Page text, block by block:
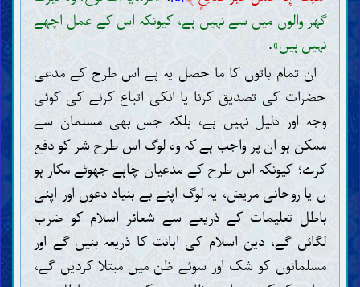
گھر والوں میں سے نہیں ہے، کیونکہ اس کے عمل اچھے
نہیں ہیں».
ان تمام باتوں کا ما حصل یہ ہے اس طرح کے مدعی
حضرات کی تصدیق کرنا یا انکی اتباع کرنے کی کوئی
وجہ اور دلیل نہیں ہے، بلکہ جس بھی مسلمان سے
ممکن ہو ان پر واجب ہے کہ وہ لوگ اس طرح شر کو دفع
کرے؛ کیونکہ اس طرح کے مدعیان چاہے جھوٹے مکار ہو
ں یا روحانی مریض، یہ لوگ اپنے بے بنیاد دعوں اور اپنی
باطل تعلیمات کے ذریعے سے شعائر اسلام کو ضرب
لگائں گے، دین اسلام کی اہانت کا ذریعہ بنیں گے اور
مسلمانوں کو شک اور سوئے ظن میں مبتلا کردیں گے،